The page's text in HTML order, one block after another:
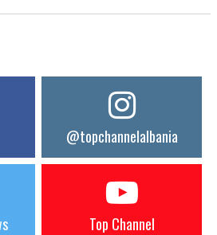
@topchannelalbania
Top Channel